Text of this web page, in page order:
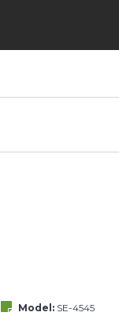
Model: SE-4545